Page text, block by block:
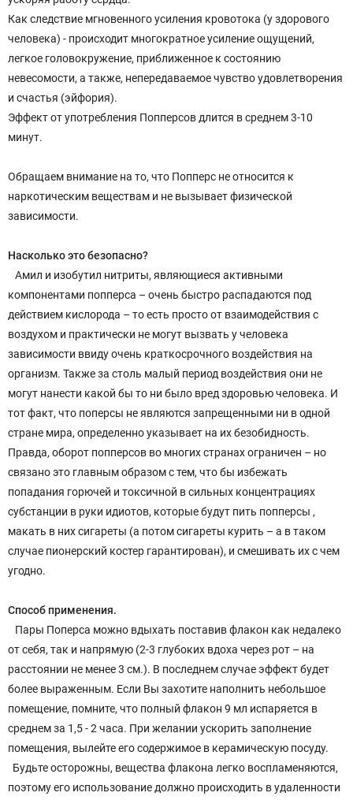
Как следствие мгновенного усиления кровотока (у здорового
человека) - происходит многократное усиление ощущений,
легкое головокружение, приближенное к состоянию
невесомости, а также, непередаваемое чувство удовлетворения
и счастья (эйфория).
Эффект от употребления Попперсов длится в среднем 3-10
минут.
Обращаем внимание на то, что Попперс не относится к
наркотическим веществам и не вызывает физической
зависимости.
Насколько это безопасно?
Амил и изобутил нитриты, являющиеся активными
компонентами попперса – очень быстро распадаются под
действием кислорода – то есть просто от взаимодействия с
воздухом и практически не могут вызвать у человека
зависимости ввиду очень краткосрочного воздействия на
организм. Также за столь малый период воздействия они не
могут нанести какой бы то ни было вред здоровью человека. И
тот факт, что поперсы не являются запрещенными ни в одной
стране мира, определенно указывает на их безобидность.
Правда, оборот попперсов во многих странах ограничен – но
связано это главным образом с тем, что бы избежать
попадания горючей и токсичной в сильных концентрациях
субстанции в руки идиотов, которые будут пить попперсы ,
макать в них сигареты (а потом сигареты курить – а в таком
случае пионерский костер гарантирован), и смешивать их с чем
угодно.
Способ применения.
Пары Поперса можно вдыхать поставив флакон как недалеко
от себя, так и напрямую (2-3 глубоких вдоха через рот – на
расстоянии не менее 3 см.). В последнем случае эффект будет
более выраженным. Если Вы захотите наполнить небольшое
помещение, помните, что полный флакон 9 мл испаряется в
среднем за 1,5 - 2 часа. При желании ускорить заполнение
помещения, вылейте его содержимое в керамическую посуду.
Будьте осторожны, вещества флакона легко воспламеняются,
поэтому его использование должно происходить в удаленности